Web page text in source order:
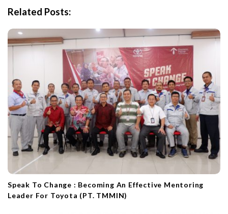
Related Posts:
Speak To Change : Becoming An Effective Mentoring
Leader For Toyota (PT. TMMIN)